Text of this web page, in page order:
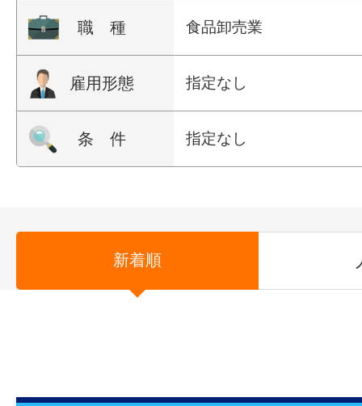
職 種 食品卸売業
雇用形態 指定なし
条 件 指定なし
新着順